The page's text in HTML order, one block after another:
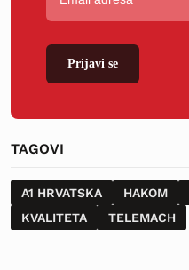
Prijavi se
TAGOVI
A1 HRVATSKA HAKOM
KVALITETA
TELEMACH